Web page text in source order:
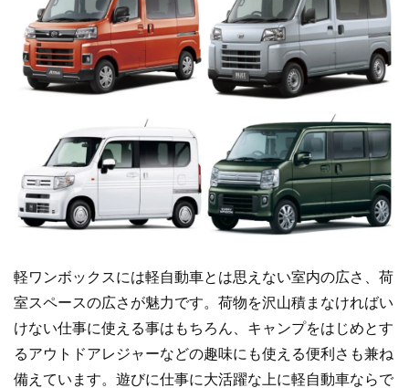
軽ワンボックスには軽自動車とは思えない室内の広さ、荷
室スペースの広さが魅力です。荷物を沢山積まなければい
けない仕事に使える事はもちろん、キャンプをはじめとす
るアウトドアレジャーなどの趣味にも使える便利さも兼ね
備えています。遊びに仕事に大活躍な上に軽自動車ならで